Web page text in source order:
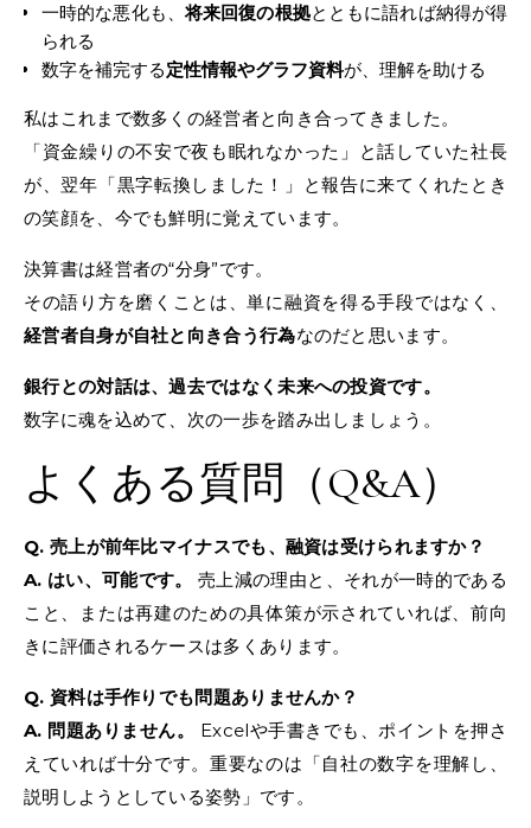
一時的な悪化も、将来回復の根拠とともに語れば納得が得
られる
数字を補完する定性情報やグラフ資料が、理解を助ける
私はこれまで数多くの経営者と向き合ってきました。
「資金繰りの不安で夜も眠れなかった」と話していた社長
が、翌年「黒字転換しました！」と報告に来てくれたとき
の笑顔を、今でも鮮明に覚えています。
決算書は経営者の“分身”です。
その語り方を磨くことは、単に融資を得る手段ではなく、
経営者自身が自社と向き合う行為なのだと思います。
銀行との対話は、過去ではなく未来への投資です。
数字に魂を込めて、次の一歩を踏み出しましょう。
よくある質問（Q&A）
Q. 売上が前年比マイナスでも、融資は受けられますか？
A. はい、可能です。
売上減の理由と、それが一時的である
こと、または再建のための具体策が示されていれば、前向
きに評価されるケースは多くあります。
Q. 資料は手作りでも問題ありませんか？
A. 問題ありません。
Excelや手書きでも、ポイントを押さ
えていれば十分です。重要なのは「自社の数字を理解し、
説明しようとしている姿勢」です。